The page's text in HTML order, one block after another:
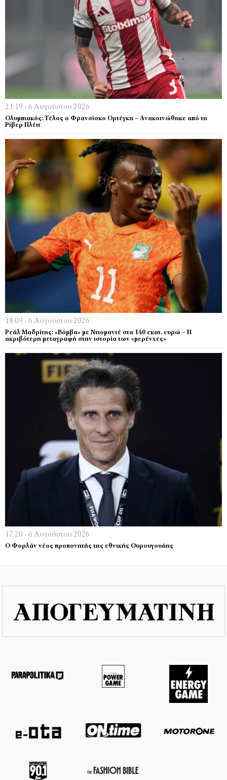
21:19 - 6 Αυγούστου 2026
Ολυμπιακός: Τέλος ο Φρανσίσκο Ορτέγκα – Ανακοινώθηκε από τη
Ρίβερ Πλέιτ
18:09 - 6 Αυγούστου 2026
Ρεάλ Μαδρίτης: «Βόμβα» με Ντιομαντέ στα 140 εκατ. ευρώ – Η
ακριβότερη μεταγραφή στην ιστορία των «μερένχες»
17:20 - 6 Αυγούστου 2026
Ο Φορλάν νέος προπονητής της εθνικής Ουρουγουάης